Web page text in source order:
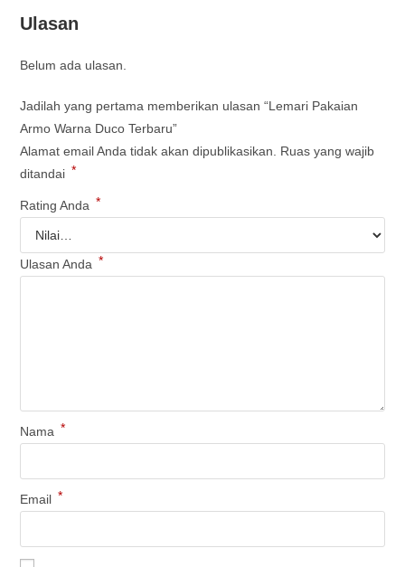
Ulasan
Belum ada ulasan.
Jadilah yang pertama memberikan ulasan “Lemari Pakaian
Armo Warna Duco Terbaru”
Alamat email Anda tidak akan dipublikasikan.
Ruas yang wajib
ditandai *
Rating Anda *
Ulasan Anda *
Nama *
Email *